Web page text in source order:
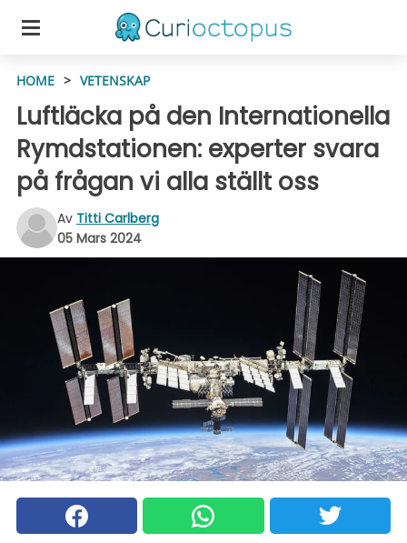
HOME > VETENSKAP
Luftläcka på den Internationella
Rymdstationen: experter svara
på frågan vi alla ställt oss
Av Titti Carlberg
05 Mars 2024